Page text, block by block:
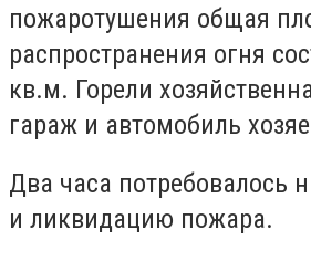
пожаротушения общая
распространения огня
кв.м. Горели
гараж и автомобиль
Два часа потребовалось
и ликвидацию пожара.